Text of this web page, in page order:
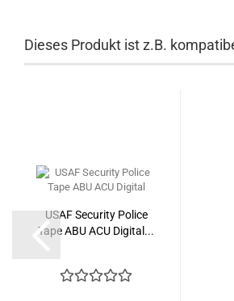
Dieses Produkt ist z.B.
USAF Security Police
Tape ABU ACU Digital...